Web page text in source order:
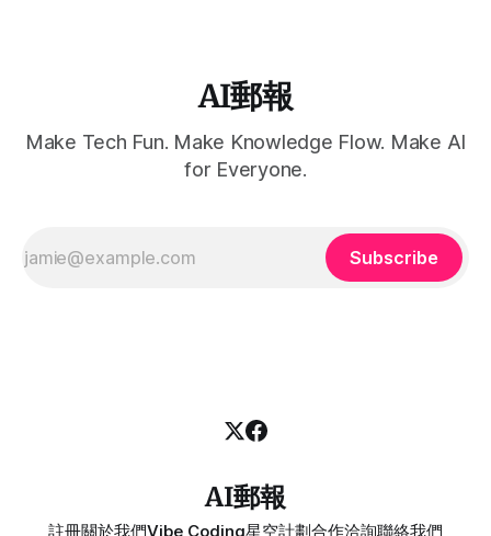
AI郵報
Make Tech Fun. Make Knowledge Flow. Make AI
for Everyone.
Subscribe
AI郵報
註冊關於我們Vibe Coding星空計劃合作洽詢聯絡我們